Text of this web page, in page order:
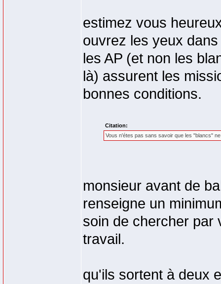
estimez vous
ouvrez les yeux
les AP (et non les
là) assurent les
bonnes conditions.
Citation:
Vous n'étes pas sans savoir que les "blancs"
monsieur avant de
renseigne un
soin de chercher par
travail.
qu'ils sortent à deux